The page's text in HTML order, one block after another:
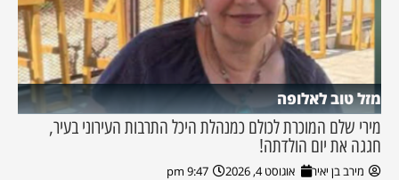
מזל טוב לאלופה
מירי שלם המוכרת לכולם כמנהלת היכל התרבות העירוני בעיר,
חגגה את יום הולדתה!
מירב בן יאיר אוגוסט 4, 2026 9:47 pm